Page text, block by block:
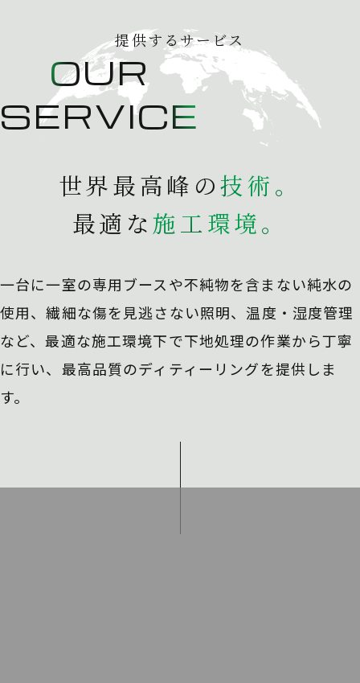
提供するサービス
OUR
SERVICE
世界最高峰の技術。
最適な施 工環境。
一台に一室の専用ブースや不純物を含まない純水の
使用、繊細な傷を見逃さない照明、温度・湿度管理
など、最適な施工環境下で下地処理の作業から丁寧
に行い、 最高品質のディティーリングを提供しま
す。